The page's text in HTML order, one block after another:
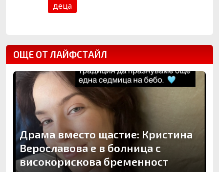
деца
ОЩЕ ОТ ЛАЙФСТАЙЛ
Драма вместо щастие: Кристина
Верославова е в болница с
високорискова бременност